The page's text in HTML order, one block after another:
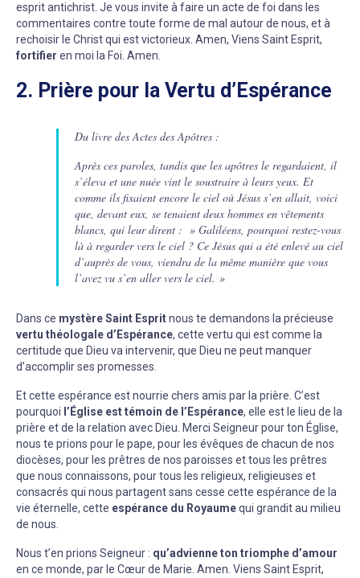
esprit antichrist. Je vous invite à faire un acte de foi dans les
commentaires contre toute forme de mal autour de nous, et à
rechoisir le Christ qui est victorieux. Amen, Viens Saint Esprit,
fortifier en moi la Foi. Amen.
2. Prière pour la Vertu d’Espérance
Du livre des Actes des Apôtres :
Après ces paroles, tandis que les apôtres le regardaient, il
s’éleva et une nuée vint le soustraire à leurs yeux. Et
comme ils fixaient encore le ciel où Jésus s’en allait, voici
que, devant eux, se tenaient deux hommes en vêtements
blancs, qui leur dirent : » Galiléens, pourquoi restez-vous
là à regarder vers le ciel ? Ce Jésus qui a été enlevé au ciel
d’auprès de vous, viendra de la même manière que vous
l’avez vu s’en aller vers le ciel. »
Dans ce mystère Saint Espritnous te demandons la précieuse
vertu théologale d’Espérance, cette vertu qui est comme la
certitude que Dieu va intervenir, que Dieu ne peut manquer
d’accomplir ses promesses.
Et cette espérance est nourrie chers amis par la prière. C’est
pourquoi l’Église est témoin de l’Espérance, elle est le lieu de la
prière et de la relation avec Dieu. Merci Seigneur pour ton Église,
nous te prions pour le pape, pour les évêques de chacun de nos
diocèses, pour les prêtres de nos paroisses et tous les prêtres
que nous connaissons, pour tous les religieux, religieuses et
consacrés qui nous partagent sans cesse cette espérance de la
vie éternelle, cette espérance du Royaumequi grandit au milieu
de nous.
Nous t’en prions Seigneur : qu’advienne ton triomphe d’amour
en ce monde, par le Cœur de Marie. Amen. Viens Saint Esprit,